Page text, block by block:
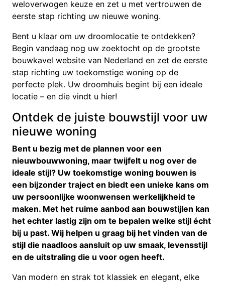
weloverwogen keuze en zet u met vertrouwen de
eerste stap richting uw nieuwe woning.
Bent u klaar om uw droomlocatie te ontdekken?
Begin vandaag nog uw zoektocht op de grootste
bouwkavel website van Nederland en zet de eerste
stap richting uw toekomstige woning op de
perfecte plek. Uw droomhuis begint bij een ideale
locatie – en die vindt u hier!
Ontdek de juiste bouwstijl voor uw
nieuwe woning
Bent u bezig met de plannen voor een
nieuwbouwwoning, maar twijfelt u nog over de
ideale stijl? Uw toekomstige woning bouwen is
een bijzonder traject en biedt een unieke kans om
uw persoonlijke woonwensen werkelijkheid te
maken. Met het ruime aanbod aan bouwstijlen kan
het echter lastig zijn om te bepalen welke stijl écht
bij u past. Wij helpen u graag bij het vinden van de
stijl die naadloos aansluit op uw smaak, levensstijl
en de uitstraling die u voor ogen heeft.
Van modern en strak tot klassiek en elegant, elke